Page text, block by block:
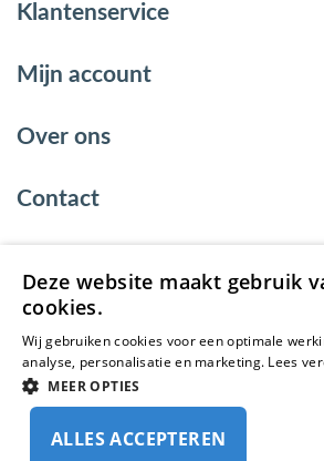
Klantenservice
Mijn account
Over ons
Contact
© 2026 - EnergyBy
Deze website maakt gebruik
cookies.
Wij gebruiken cookies voor een optimale
analyse, personalisatie en marketing. Lees
MEER OPTIES
ALLES ACCEPTEREN